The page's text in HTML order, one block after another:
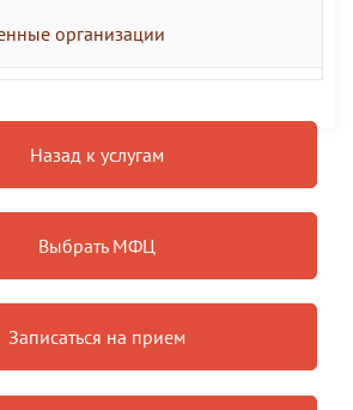
организации
Назад к услугам
Выбрать МФЦ
Записаться на прием